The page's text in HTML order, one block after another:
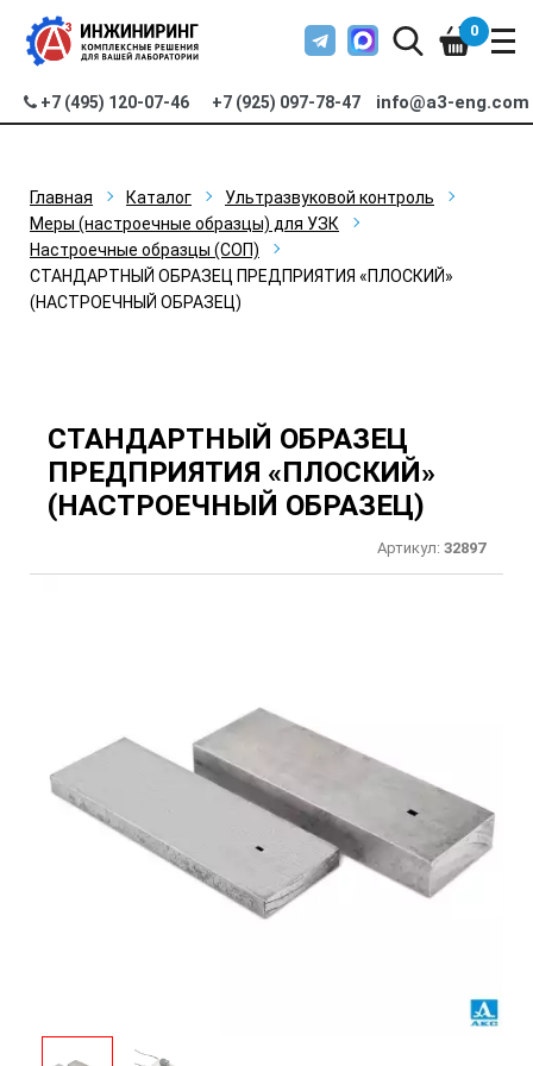
+7 (495) 120-07-46 +7 (925) 097-78-47 info@a3-eng.com
0
Главная Каталог
Ультразвуковой контроль
Меры (настроечные образцы) для УЗК
Настроечные образцы (СОП)
СТАНДАРТНЫЙ ОБРАЗЕЦ ПРЕДПРИЯТИЯ «ПЛОСКИЙ»
(НАСТРОЕЧНЫЙ ОБРАЗЕЦ)
СТАНДАРТНЫЙ ОБРАЗЕЦ
ПРЕДПРИЯТИЯ «ПЛОСКИЙ»
(НАСТРОЕЧНЫЙ ОБРАЗЕЦ)
Артикул: 32897